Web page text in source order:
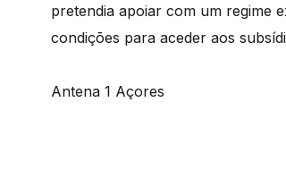
pretendia apoiar com um regime
condições para aceder aos
Antena 1 Açores